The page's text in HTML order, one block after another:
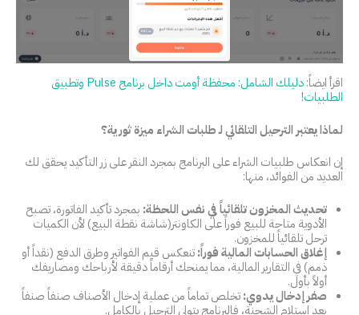
اقرأ ايضاً:
دليلك الشامل: محفظة أومت داخل برنامج Pulse وتطبيق
الطلبيات!
لماذا يعتبر الترحيل التلقائي لـ طلبات الشراء ميزة ثورية؟
إن انعكاس طلبيات الشراء على البرنامج بمجرد النقر على زر التأكيد يحقق لك
العديد من الفوائد، منها:
تحديث المخزون تلقائياً في نفس اللحظة: بمجرد تأكيد الفاتورة، تصبح
الأدوية متاحة للبيع فوراً على الكاونتر(شاشة نقطة البيع) لأن الكميات
ترحل تلقائياً للمخزون.
إغلاق الحسابات المالية فوراً:تنعكس قيم الفواتير وطرق الدفع (نقداً أو
ذمم) في التقارير المالية، مما يمنحك أرقاماً دقيقة لأرباحك ومصاريفك
أولاً بأول.
صفر إدخال يدوي:تخلص تماماً من عملية إدخال الأصناف صنفاً صنفاً
بعد استلام الشحنة، فالبرنامج يتولى الترحيل بالكامل.